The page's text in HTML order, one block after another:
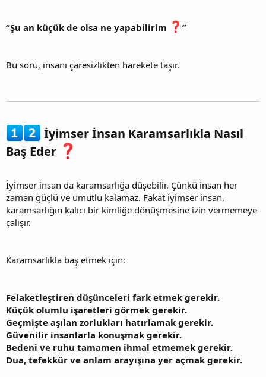
“Şu an küçük de olsa ne yapabilirim ”
Bu soru, insanı çaresizlikten harekete taşır.
İyimser İnsan Karamsarlıkla Nasıl
Baş Eder
İyimser insan da karamsarlığa düşebilir. Çünkü insan her
zaman güçlü ve umutlu kalamaz. Fakat iyimser insan,
karamsarlığın kalıcı bir kimliğe dönüşmesine izin vermemeye
çalışır.
Karamsarlıkla baş etmek için:
Felaketleştiren düşünceleri fark etmek gerekir.
Küçük olumlu işaretleri görmek gerekir.
Geçmişte aşılan zorlukları hatırlamak gerekir.
Güvenilir insanlarla konuşmak gerekir.
Bedeni ve ruhu tamamen ihmal etmemek gerekir.
Dua, tefekkür ve anlam arayışına yer açmak gerekir.